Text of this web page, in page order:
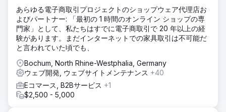
あらゆる電子商取引プロジェクトのショップウェア代理店お
よびパートナー: 「最初の 1 時間のオンライン ショップの専
門家」として、私たちはすでに電子商取引で 20 年以上の経
験があります。まだインターネットでの家具取引は不可能だ
と言われていた頃でも、
Bochum, North Rhine-Westphalia, Germany
ウェブ開発, ウェブサイトメンテナンス +40
Eコマース, B2Bサービス +1
$2,500 - 5,000